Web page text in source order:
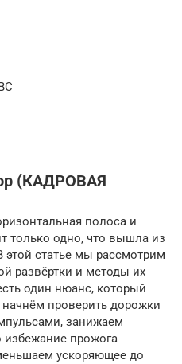
(КАДРОВАЯ
полоса и
только одно, что вышла из
этой статье мы рассмотрим
развёртки и методы их
один нюанс, который
проверить дорожки
занижаем
прожога
ускоряющее до